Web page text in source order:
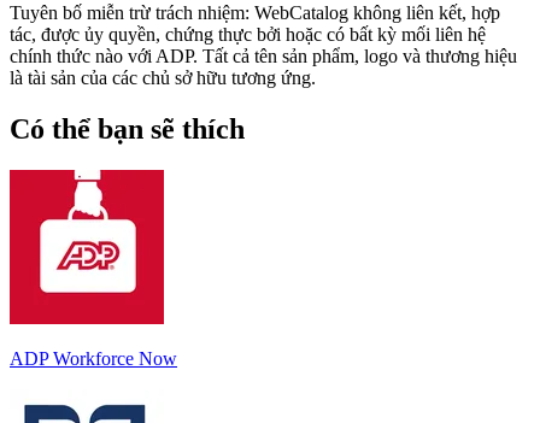
Tuyên bố miễn trừ trách nhiệm: WebCatalog không liên kết, hợp
tác, được ủy quyền, chứng thực bởi hoặc có bất kỳ mối liên hệ
chính thức nào với ADP. Tất cả tên sản phẩm, logo và thương hiệu
là tài sản của các chủ sở hữu tương ứng.
Có thể bạn sẽ thích
ADP Workforce Now